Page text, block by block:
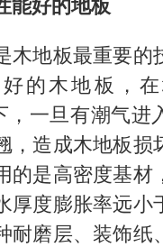
木地板最重要的
的木地板，
，一旦有潮气进
，造成木地板损
的是高密度基材
厚度膨胀率远小
耐磨层、装饰纸